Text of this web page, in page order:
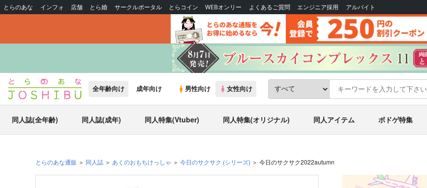
とらのあな インフォ 店舗 とら婚 サークルポータル とらコイン WEBオンリー よくあるご質問 エンジニア採用 アルバイト
全年齢向け 成年向け 男性向け 女性向け
同人誌(全年齢) 同人誌(成年) 同人特集(Vtuber) 同人特集(オリジナル) 同人アイテム ボドゲ特集
とらのあな通販 同人誌 あくのおもちけっしゃ 今日のサクサク (シリーズ) 今日のサクサク2022autumn